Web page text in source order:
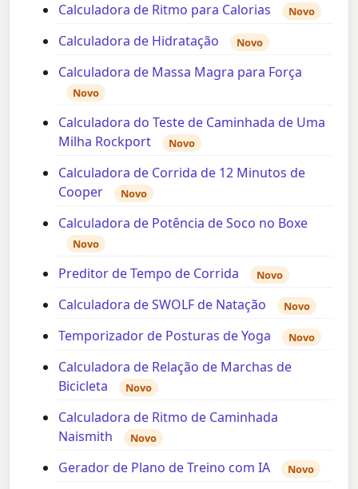
Calculadora de Ritmo para Calorias Novo
Calculadora de Hidratação Novo
Calculadora de Massa Magra para Força
Novo
Calculadora do Teste de Caminhada de Uma
Milha Rockport
Novo
Calculadora de Corrida de 12 Minutos de
Cooper
Novo
Calculadora de Potência de Soco no Boxe
Novo
Preditor de Tempo de Corrida Novo
Calculadora de SWOLF de Natação Novo
Temporizador de Posturas de Yoga Novo
Calculadora de Relação de Marchas de
Bicicleta
Novo
Calculadora de Ritmo de Caminhada
Naismith
Novo
Gerador de Plano de Treino com IA Novo